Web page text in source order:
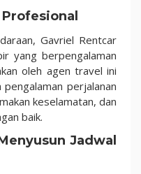
Gavriel Rentcar
yang berpengalaman
oleh agen travel ini
perjalanan
keselamatan, dan
baik.
Jadwal